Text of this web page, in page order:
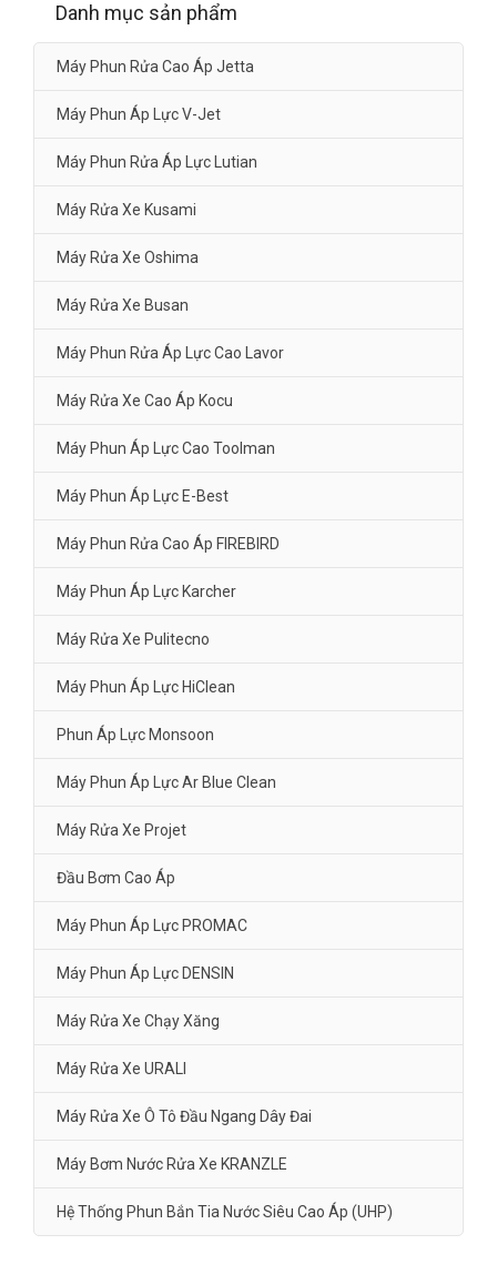
Danh mục sản phẩm
Máy Phun Rửa Cao Áp Jetta
Máy Phun Áp Lực V-Jet
Máy Phun Rửa Áp Lực Lutian
Máy Rửa Xe Kusami
Máy Rửa Xe Oshima
Máy Rửa Xe Busan
Máy Phun Rửa Áp Lực Cao Lavor
Máy Rửa Xe Cao Áp Kocu
Máy Phun Áp Lực Cao Toolman
Máy Phun Áp Lực E-Best
Máy Phun Rửa Cao Áp FIREBIRD
Máy Phun Áp Lực Karcher
Máy Rửa Xe Pulitecno
Máy Phun Áp Lực HiClean
Phun Áp Lực Monsoon
Máy Phun Áp Lực Ar Blue Clean
Máy Rửa Xe Projet
Đầu Bơm Cao Áp
Máy Phun Áp Lực PROMAC
Máy Phun Áp Lực DENSIN
Máy Rửa Xe Chạy Xăng
Máy Rửa Xe URALI
Máy Rửa Xe Ô Tô Đầu Ngang Dây Đai
Máy Bơm Nước Rửa Xe KRANZLE
Hệ Thống Phun Bắn Tia Nước Siêu Cao Áp (UHP)